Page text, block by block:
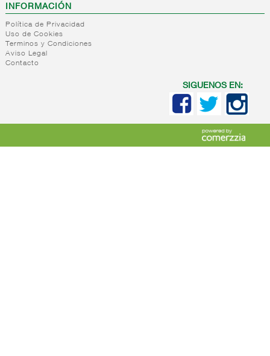
INFORMACIÓN
Política de Privacidad
Uso de Cookies
Terminos y Condiciones
Aviso Legal
Contacto
SIGUENOS EN: